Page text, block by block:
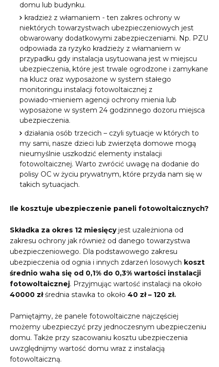
domu lub budynku.
kradzież z włamaniem - ten zakres ochrony w
niektórych towarzystwach ubezpieczeniowych jest
obwarowany dodatkowymi zabezpieczeniami. Np. PZU
odpowiada za ryzyko kradzieży z włamaniem w
przypadku gdy instalacja usytuowana jest w miejscu
ubezpieczenia, które jest trwale ogrodzone i zamykane
na klucz oraz wyposażone w system stałego
monitoringu instalacji fotowoltaicznej z
powiado¬mieniem agencji ochrony mienia lub
wyposażone w system 24 godzinnego dozoru miejsca
ubezpieczenia.
działania osób trzecich – czyli sytuacje w których to
my sami, nasze dzieci lub zwierzęta domowe mogą
nieumyślnie uszkodzić elementy instalacji
fotowoltaicznej. Warto zwrócić uwagę na dodanie do
polisy OC w życiu prywatnym, które przyda nam się w
takich sytuacjach.
Ile kosztuje ubezpieczenie paneli fotowoltaicznych?
Składka za okres 12 miesięcyjest uzależniona od
zakresu ochrony jak również od danego towarzystwa
ubezpieczeniowego. Dla podstawowego zakresu
ubezpieczenia od ognia i innych zdarzeń losowych koszt
średnio waha się od 0,1% do 0,3% wartości instalacji
fotowoltaicznej. Przyjmując wartość instalacji na około
40000 złśrednia stawka to około 40 zł – 120 zł.
Pamiętajmy, że panele fotowoltaiczne najczęściej
możemy ubezpieczyć przy jednoczesnym ubezpieczeniu
domu. Także przy szacowaniu kosztu ubezpieczenia
uwzględnijmy wartość domu wraz z instalacją
fotowoltaiczną.